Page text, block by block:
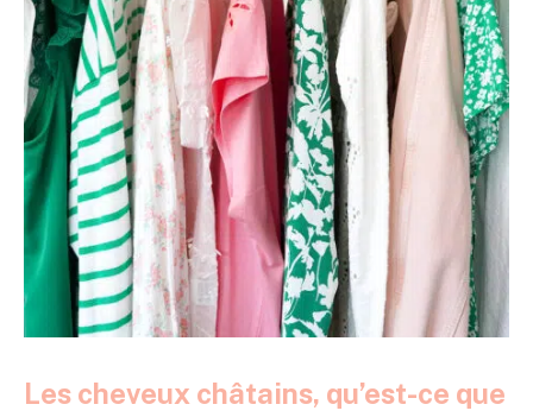
Les cheveux châtains, qu’est-ce que